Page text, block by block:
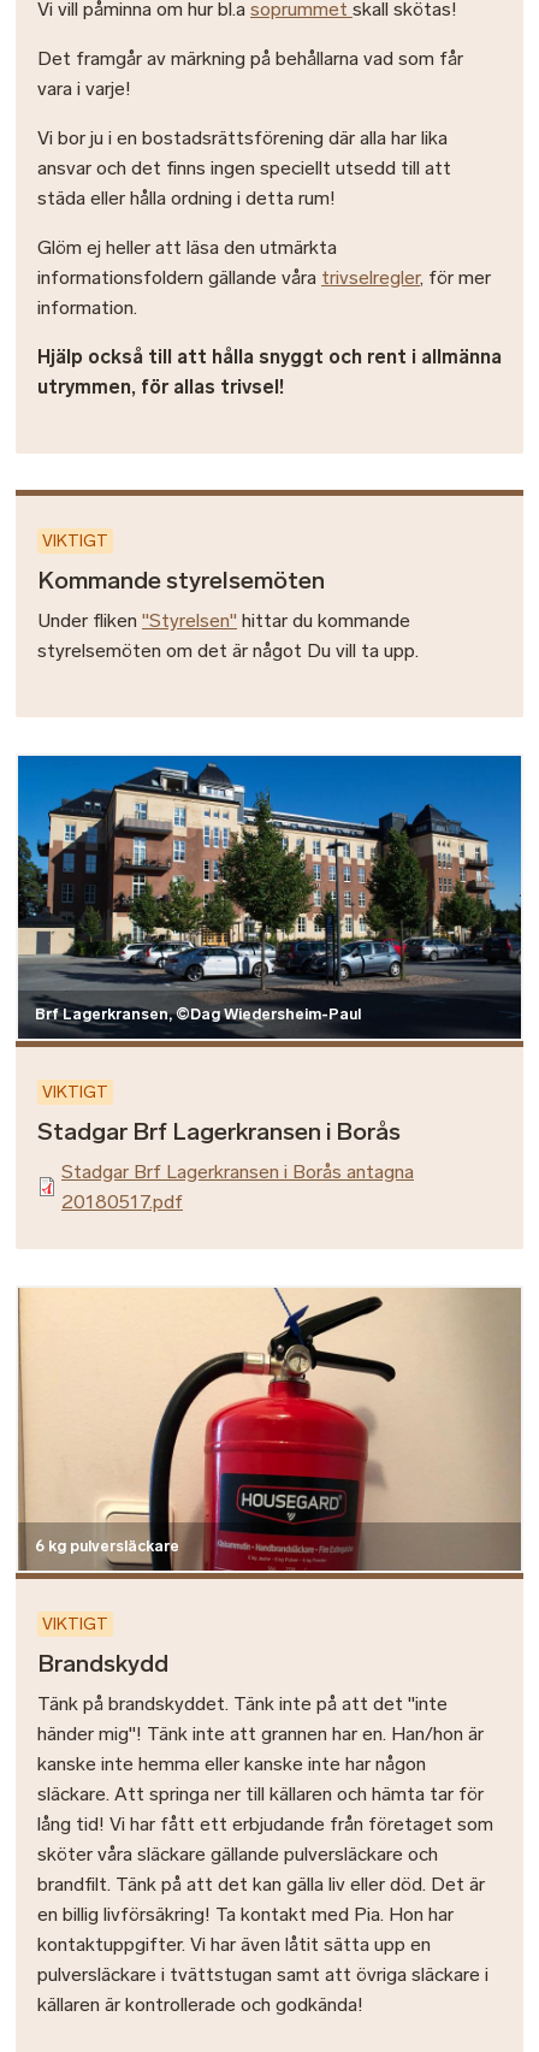
Vi vill påminna om hur bl.a soprummet skall skötas!
Det framgår av märkning på behållarna vad som får
vara i varje!
Vi bor ju i en bostadsrättsförening där alla har lika
ansvar och det finns ingen speciellt utsedd till att
städa eller hålla ordning i detta rum!
Glöm ej heller att läsa den utmärkta
informationsfoldern gällande våra trivselregler, för mer
information.
Hjälp också till att hålla snyggt och rent i allmänna
utrymmen, för allas trivsel!
VIKTIGT
Kommande styrelsemöten
Under fliken "Styrelsen" hittar du kommande
styrelsemöten om det är något Du vill ta upp.
Brf Lagerkransen, ©Dag Wiedersheim-Paul
VIKTIGT
Stadgar Brf Lagerkransen i Borås
Stadgar Brf Lagerkransen i Borås antagna
20180517.pdf
6 kg pulversläckare
VIKTIGT
Brandskydd
Tänk på brandskyddet. Tänk inte på att det "inte
händer mig"! Tänk inte att grannen har en. Han/hon är
kanske inte hemma eller kanske inte har någon
släckare. Att springa ner till källaren och hämta tar för
lång tid! Vi har fått ett erbjudande från företaget som
sköter våra släckare gällande pulversläckare och
brandfilt. Tänk på att det kan gälla liv eller död. Det är
en billig livförsäkring! Ta kontakt med Pia. Hon har
kontaktuppgifter. Vi har även låtit sätta upp en
pulversläckare i tvättstugan samt att övriga släckare i
källaren är kontrollerade och godkända!